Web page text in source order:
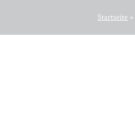
Startseite »